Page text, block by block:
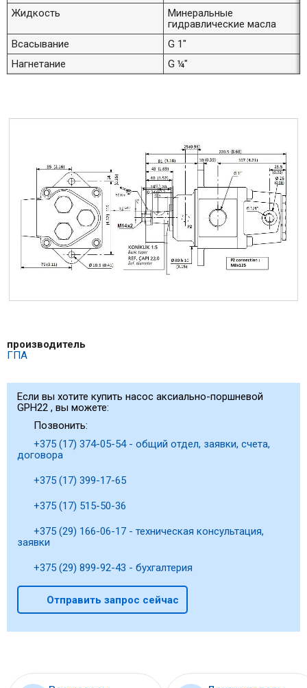
Жидкость
Минеральные
гидравлические масла
Всасывание
G 1"
Нагнетание
G ¼"
производитель
ГПА
Если вы хотите купить насос аксиально-поршневой
GPH22 , вы можете:
Позвонить:
+375 (17) 374-05-54 - общий отдел, заявки, счета,
договора
+375 (17) 399-17-65
+375 (17) 515-50-36
+375 (29) 166-06-17 - техническая консультация,
заявки
+375 (29) 899-92-43 - бухгалтерия
Отправить запрос сейчас